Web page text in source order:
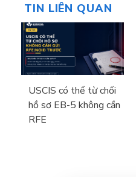
TIN LIÊN QUAN
USCIS có thể từ chối
hồ sơ EB-5 không cần
RFE